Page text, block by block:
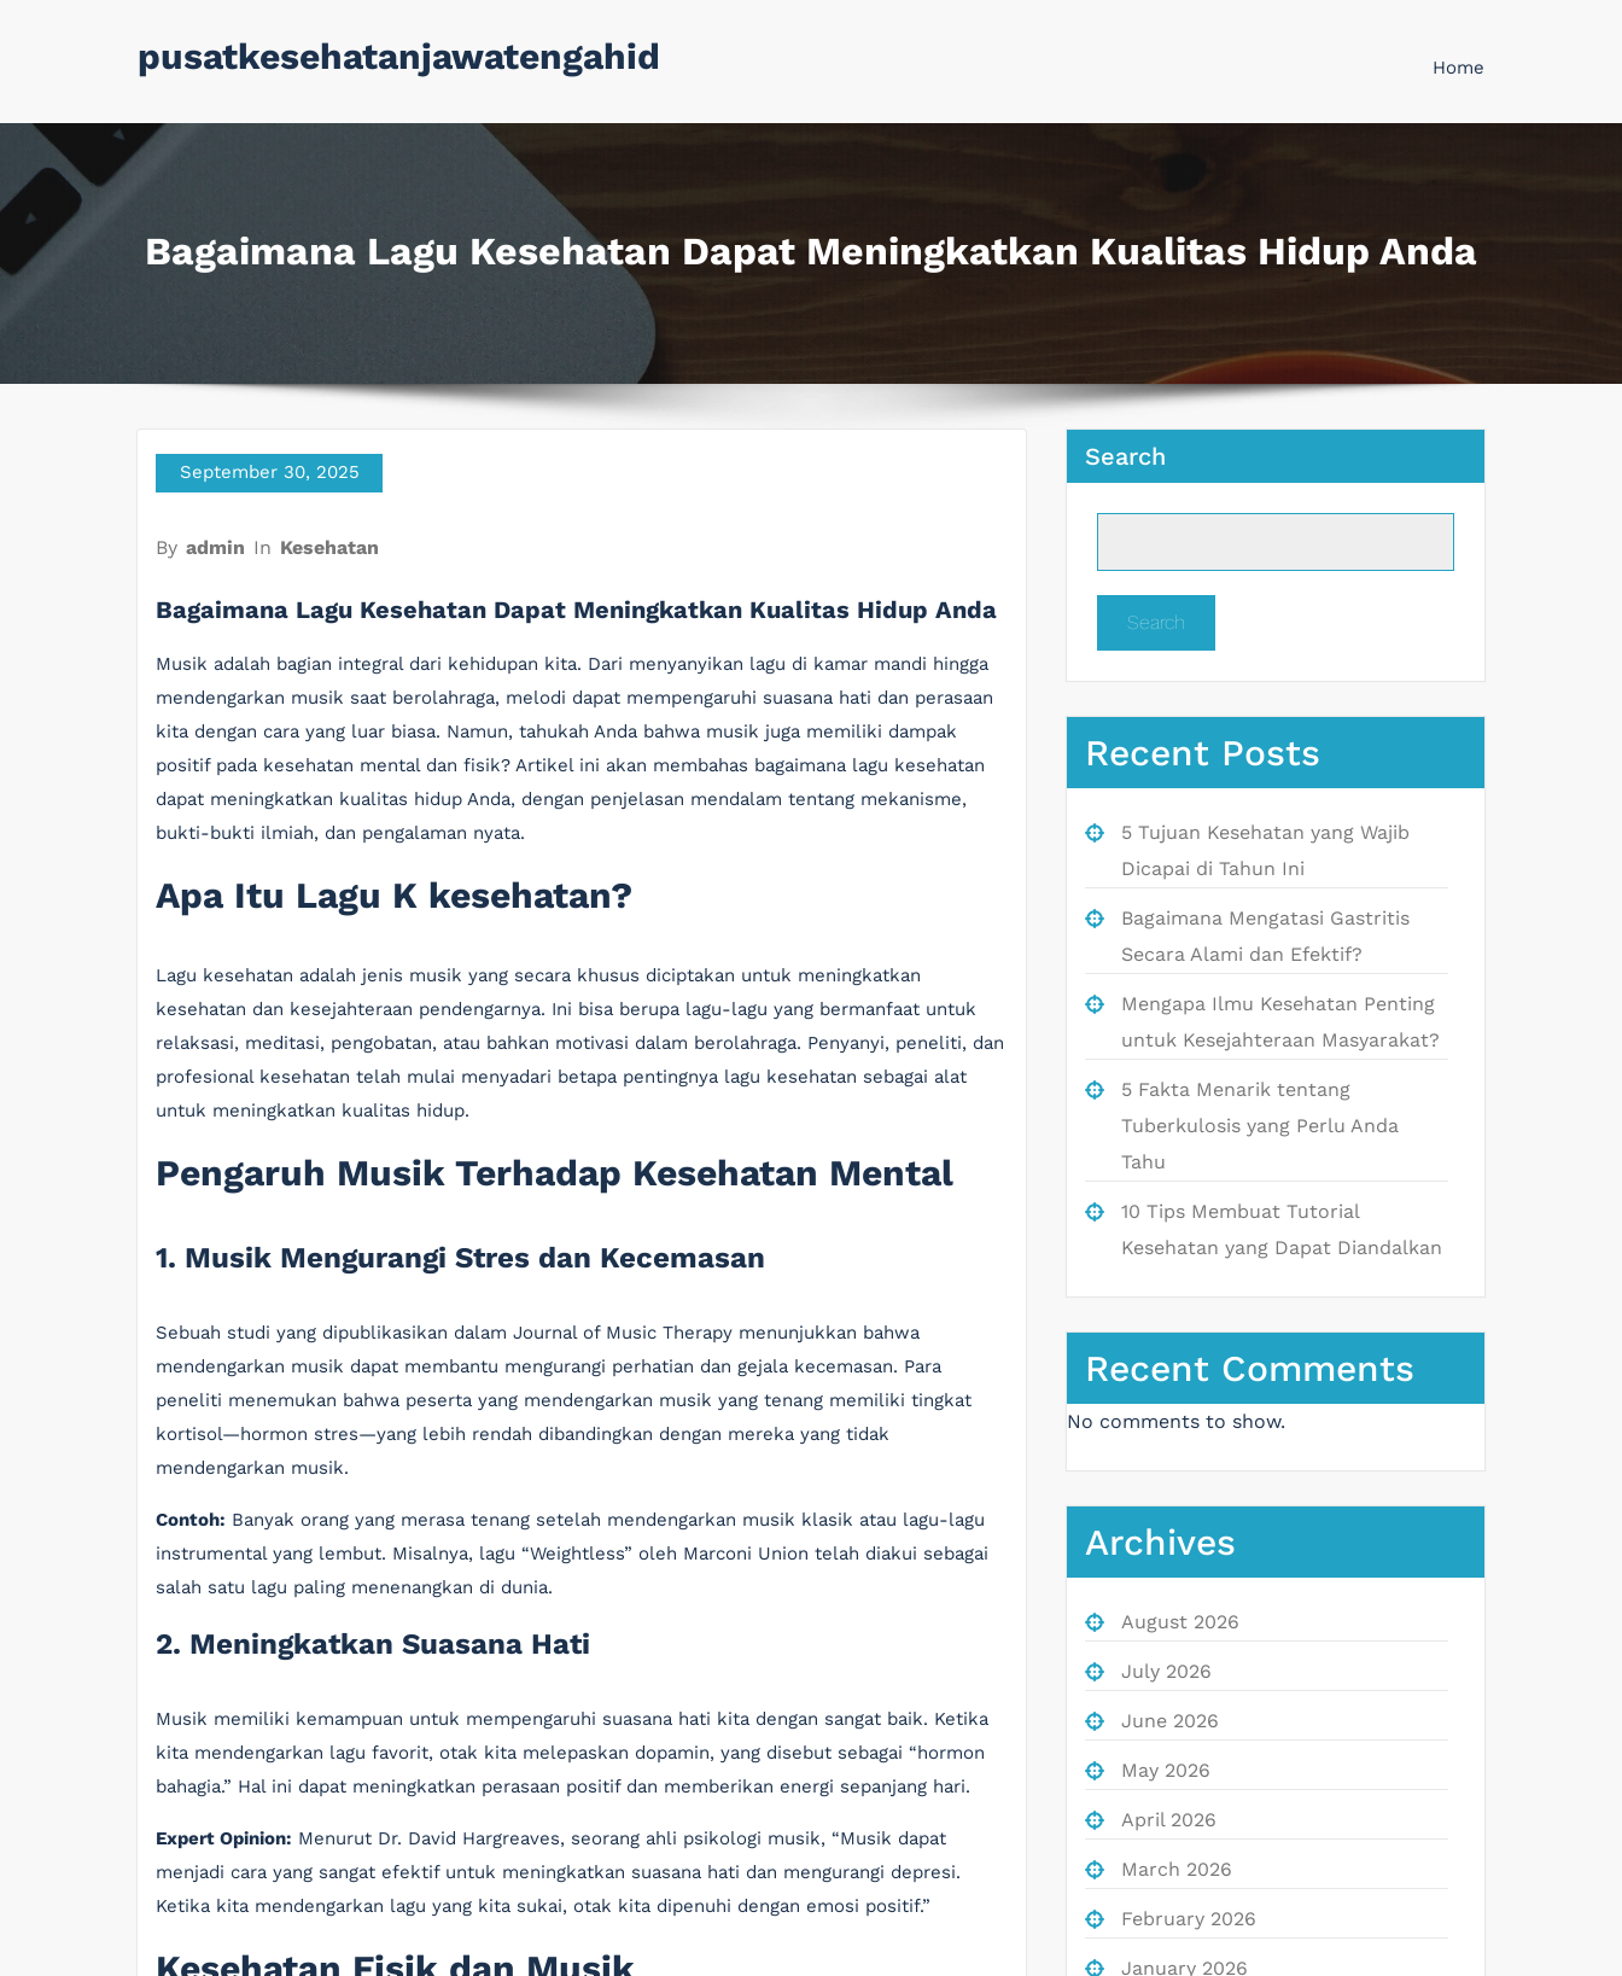
pusatkesehatanjawatengahid Home
Bagaimana Lagu Kesehatan Dapat Meningkatkan Kualitas Hidup Anda
September 30, 2025
By admin In Kesehatan
Bagaimana Lagu Kesehatan Dapat Meningkatkan Kualitas Hidup Anda
Musik adalah bagian integral dari kehidupan kita. Dari menyanyikan lagu di kamar mandi hingga
mendengarkan musik saat berolahraga, melodi dapat mempengaruhi suasana hati dan perasaan
kita dengan cara yang luar biasa. Namun, tahukah Anda bahwa musik juga memiliki dampak
positif pada kesehatan mental dan fisik? Artikel ini akan membahas bagaimana lagu kesehatan
dapat meningkatkan kualitas hidup Anda, dengan penjelasan mendalam tentang mekanisme,
bukti-bukti ilmiah, dan pengalaman nyata.
Apa Itu Lagu K kesehatan?
Lagu kesehatan adalah jenis musik yang secara khusus diciptakan untuk meningkatkan
kesehatan dan kesejahteraan pendengarnya. Ini bisa berupa lagu-lagu yang bermanfaat untuk
relaksasi, meditasi, pengobatan, atau bahkan motivasi dalam berolahraga. Penyanyi, peneliti, dan
profesional kesehatan telah mulai menyadari betapa pentingnya lagu kesehatan sebagai alat
untuk meningkatkan kualitas hidup.
Pengaruh Musik Terhadap Kesehatan Mental
1. Musik Mengurangi Stres dan Kecemasan
Sebuah studi yang dipublikasikan dalam Journal of Music Therapy menunjukkan bahwa
mendengarkan musik dapat membantu mengurangi perhatian dan gejala kecemasan. Para
peneliti menemukan bahwa peserta yang mendengarkan musik yang tenang memiliki tingkat
kortisol—hormon stres—yang lebih rendah dibandingkan dengan mereka yang tidak
mendengarkan musik.
Contoh: Banyak orang yang merasa tenang setelah mendengarkan musik klasik atau lagu-lagu
instrumental yang lembut. Misalnya, lagu “Weightless” oleh Marconi Union telah diakui sebagai
salah satu lagu paling menenangkan di dunia.
2. Meningkatkan Suasana Hati
Musik memiliki kemampuan untuk mempengaruhi suasana hati kita dengan sangat baik. Ketika
kita mendengarkan lagu favorit, otak kita melepaskan dopamin, yang disebut sebagai “hormon
bahagia.” Hal ini dapat meningkatkan perasaan positif dan memberikan energi sepanjang hari.
Expert Opinion: Menurut Dr. David Hargreaves, seorang ahli psikologi musik, “Musik dapat
menjadi cara yang sangat efektif untuk meningkatkan suasana hati dan mengurangi depresi.
Ketika kita mendengarkan lagu yang kita sukai, otak kita dipenuhi dengan emosi positif.”
Search
Search
Recent Posts
5 Tujuan Kesehatan yang Wajib
Dicapai di Tahun Ini
Bagaimana Mengatasi Gastritis
Secara Alami dan Efektif?
Mengapa Ilmu Kesehatan Penting
untuk Kesejahteraan Masyarakat?
5 Fakta Menarik tentang
Tuberkulosis yang Perlu Anda
Tahu
10 Tips Membuat Tutorial
Kesehatan yang Dapat Diandalkan
Recent Comments
No comments to show.
Archives
August 2026
July 2026
June 2026
May 2026
April 2026
March 2026
February 2026
January 2026